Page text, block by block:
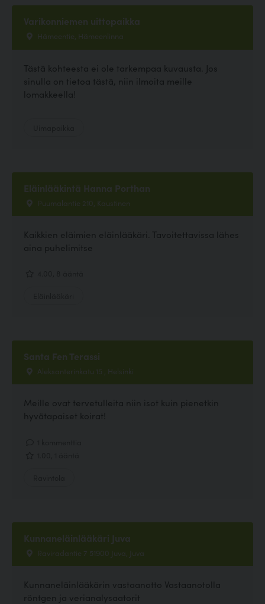
Varikonniemen uittopaikka
Hämeentie, Hämeenlinna
Tästä kohteesta ei ole tarkempaa kuvausta. Jos
sinulla on tietoa tästä, niin ilmoita meille
lomakkeella!
Eläinlääkintä Hanna Porthan
Puumalantie 210, Kaustinen
Kaikkien eläimien eläinlääkäri. Tavoitettavissa lähes
aina puhelimitse
Santa Fen Terassi
Aleksanterinkatu 15 , Helsinki
Meille ovat tervetulleita niin isot kuin pienetkin
hyvätapaiset koirat!
Kunnaneläinlääkäri Juva
Raviradantie 7 51900 Juva, Juva
Kunnaneläinlääkärin vastaanotto Vastaanotolla
röntgen ja verianalysaatorit